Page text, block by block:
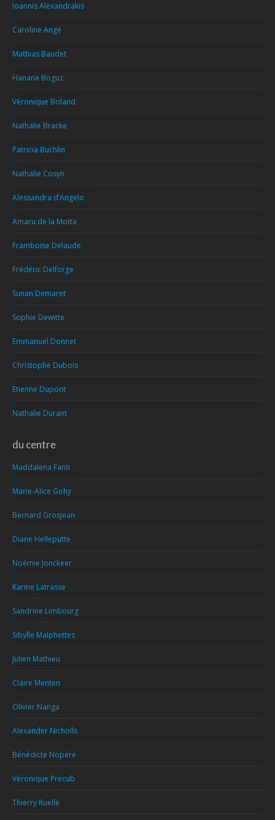
Ioannis Alexandrakis
Caroline Angé
Mathias Baudet
Hanane Boguz
Véronique Boland
Nathalie Bracke
Patricia Buchlin
Nathalie Cosyn
Alessandra d’Angelo
Amaru de la Motta
Framboise Delaude
Frédéric Delforge
Sunan Demaret
Sophie Dewitte
Emmanuel Donnet
Christophe Dubois
Etienne Dupont
Nathalie Durant
du centre
Maddalena Fanti
Marie-Alice Gohy
Bernard Grosjean
Diane Helleputte
Noémie Jonckeer
Karine Latrasse
Sandrine Limbourg
Sibylle Malphettes
Julien Mathieu
Claire Menten
Olivier Nanga
Alexander Nicholls
Bénédicte Nopère
Véronique Precub
Thierry Ruelle